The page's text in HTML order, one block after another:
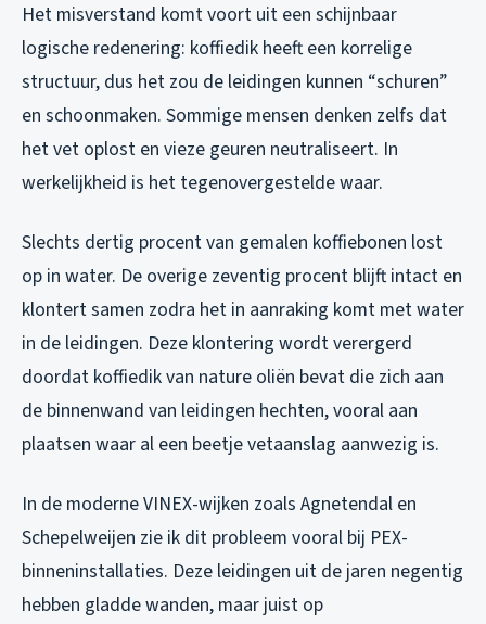
Het misverstand komt voort uit een schijnbaar
logische redenering: koffiedik heeft een korrelige
structuur, dus het zou de leidingen kunnen “schuren”
en schoonmaken. Sommige mensen denken zelfs dat
het vet oplost en vieze geuren neutraliseert. In
werkelijkheid is het tegenovergestelde waar.
Slechts dertig procent van gemalen koffiebonen lost
op in water. De overige zeventig procent blijft intact en
klontert samen zodra het in aanraking komt met water
in de leidingen. Deze klontering wordt verergerd
doordat koffiedik van nature oliën bevat die zich aan
de binnenwand van leidingen hechten, vooral aan
plaatsen waar al een beetje vetaanslag aanwezig is.
In de moderne VINEX-wijken zoals Agnetendal en
Schepelweijen zie ik dit probleem vooral bij PEX-
binneninstallaties. Deze leidingen uit de jaren negentig
hebben gladde wanden, maar juist op